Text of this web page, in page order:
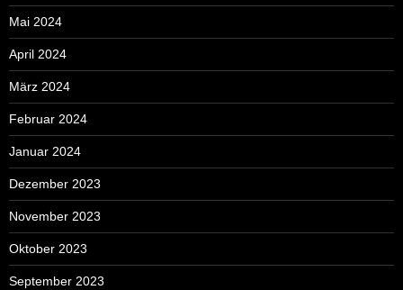
Mai 2024
April 2024
März 2024
Februar 2024
Januar 2024
Dezember 2023
November 2023
Oktober 2023
September 2023